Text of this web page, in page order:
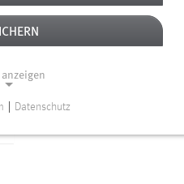
einwandfreie Funktion der
Datenschutz